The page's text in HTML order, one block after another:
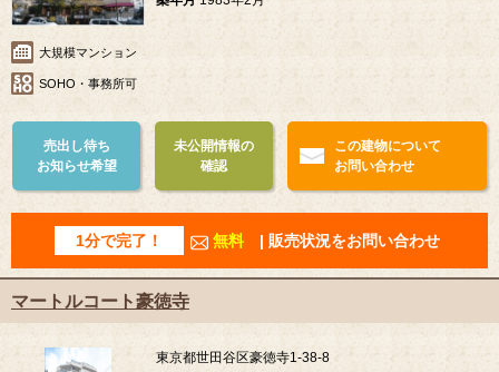
大規模マンション
SOHO・事務所可
売出し待ち
お知らせ希望
未公開情報の
確認
この建物について
お問い合わせ
1分で完了！ 無料 | 販売状況をお問い合わせ
マートルコート豪徳寺
東京都世田谷区豪徳寺1-38-8